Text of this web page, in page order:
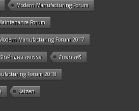
Modern Manufacturing Forum
Forum
Manufacturing Forum 2017
สินค้าอุตสาหกรรม สัมมนาฟรี
Forum 2018
Kaizen